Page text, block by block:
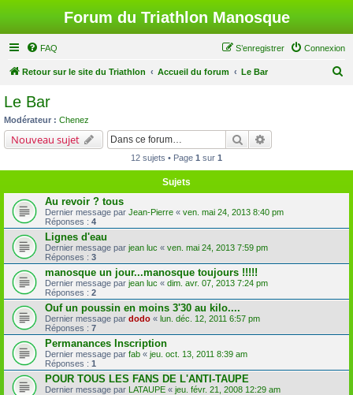
Forum du Triathlon Manosque
FAQ Connexion
S’enregistrer
Retour sur le site du Triathlon Accueil du forum Le Bar
Le Bar
Modérateur : Chenez
Nouveau sujet Rechercher
12 sujets • Page 1 sur 1
Sujets
Au revoir ? tous
Dernier message par Jean-Pierre « ven. mai 24, 2013 8:40 pm
Réponses : 4
Lignes d'eau
Dernier message par jean luc « ven. mai 24, 2013 7:59 pm
Réponses : 3
manosque un jour...manosque toujours !!!!!
Dernier message par jean luc « dim. avr. 07, 2013 7:24 pm
Réponses : 2
Ouf un poussin en moins 3'30 au kilo....
Dernier message par dodo « lun. déc. 12, 2011 6:57 pm
Réponses : 7
Permanances Inscription
Dernier message par fab « jeu. oct. 13, 2011 8:39 am
Réponses : 1
POUR TOUS LES FANS DE L'ANTI-TAUPE
Dernier message par LATAUPE « jeu. févr. 21, 2008 12:29 am